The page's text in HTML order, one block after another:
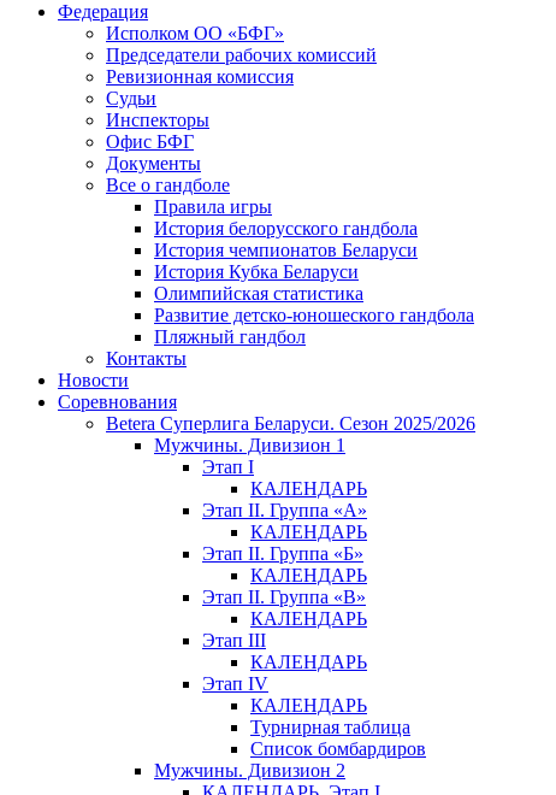
Федерация
Исполком ОО «БФГ»
Председатели рабочих комиссий
Ревизионная комиссия
Судьи
Инспекторы
Офис БФГ
Документы
Все о гандболе
Правила игры
История белорусского гандбола
История чемпионатов Беларуси
История Кубка Беларуси
Олимпийская статистика
Развитие детско-юношеского гандбола
Пляжный гандбол
Контакты
Новости
Соревнования
Betera Суперлига Беларуси. Сезон 2025/2026
Мужчины. Дивизион 1
Этап I
КАЛЕНДАРЬ
Этап II. Группа «А»
КАЛЕНДАРЬ
Этап II. Группа «Б»
КАЛЕНДАРЬ
Этап II. Группа «В»
КАЛЕНДАРЬ
Этап III
КАЛЕНДАРЬ
Этап IV
КАЛЕНДАРЬ
Турнирная таблица
Список бомбардиров
Мужчины. Дивизион 2